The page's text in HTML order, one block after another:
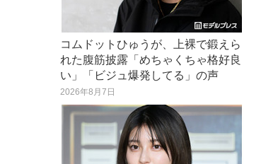
コムドットひゅうが、上裸で鍛えら
れた腹筋披露「めちゃくちゃ格好良
い」「ビジュ爆発してる」の声
2026年8月7日